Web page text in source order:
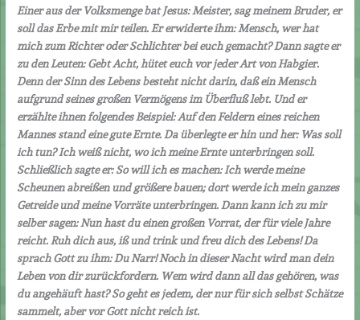
Einer aus der Volksmenge bat Jesus: Meister, sag meinem Bruder, er
soll das Erbe mit mir teilen. Er erwiderte ihm: Mensch, wer hat
mich zum Richter oder Schlichter bei euch gemacht? Dann sagte er
zu den Leuten: Gebt Acht, hütet euch vor jeder Art von Habgier.
Denn der Sinn des Lebens besteht nicht darin, daß ein Mensch
aufgrund seines großen Vermögens im Überfluß lebt. Und er
erzählte ihnen folgendes Beispiel: Auf den Feldern eines reichen
Mannes stand eine gute Ernte. Da überlegte er hin und her: Was soll
ich tun? Ich weiß nicht, wo ich meine Ernte unterbringen soll.
Schließlich sagte er: So will ich es machen: Ich werde meine
Scheunen abreißen und größere bauen; dort werde ich mein ganzes
Getreide und meine Vorräte unterbringen. Dann kann ich zu mir
selber sagen: Nun hast du einen großen Vorrat, der für viele Jahre
reicht. Ruh dich aus, iß und trink und freu dich des Lebens! Da
sprach Gott zu ihm: Du Narr! Noch in dieser Nacht wird man dein
Leben von dir zurückfordern. Wem wird dann all das gehören, was
du angehäuft hast? So geht es jedem, der nur für sich selbst Schätze
sammelt, aber vor Gott nicht reich ist.